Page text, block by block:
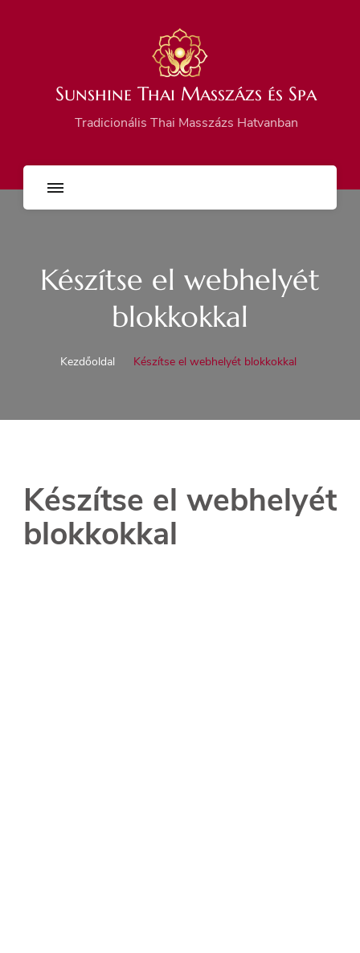
Sunshine Thai Masszázs és Spa
Tradicionális Thai Masszázs Hatvanban
Készítse el webhelyét
blokkokkal
Kezdőoldal Készítse el webhelyét blokkokkal
Készítse el webhelyét
blokkokkal